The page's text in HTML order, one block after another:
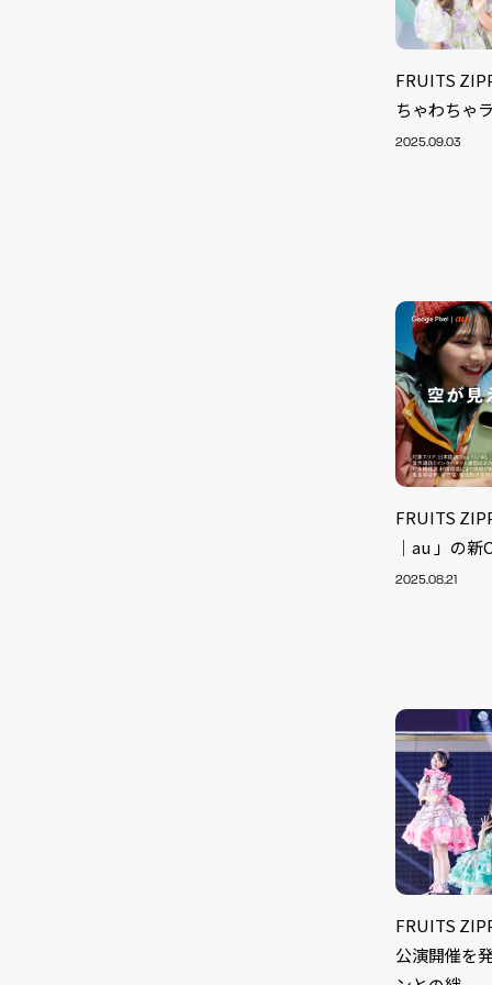
FRUITS
ちゃわちゃ
2025.09.03
FRUITS
｜au 」の新
2025.08.21
FRUITS
公演開催を